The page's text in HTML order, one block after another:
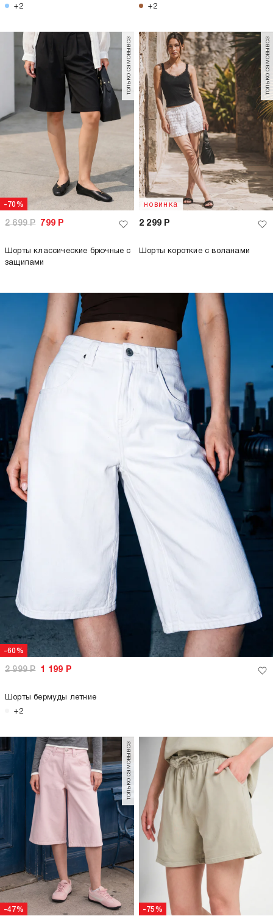
+2 +2
-70%
только самовывоз
2 699Р 799 Р
Шорты классические брючные с
защипами
новинка
только самовывоз
2 299 Р
Шорты короткие с воланами
-60%
2 999Р 1 199 Р
Шорты бермуды летние
+2
-47%
только самовывоз
-75%